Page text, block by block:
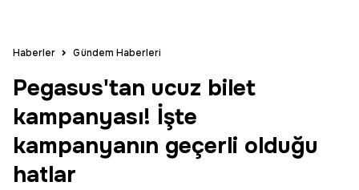
Haberler Gündem Haberleri
Pegasus'tan ucuz bilet
kampanyası! İşte
kampanyanın geçerli olduğu
hatlar